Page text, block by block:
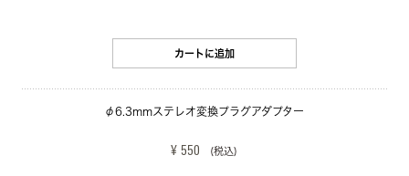
カートに追加
φ6.3mmステレオ変換プラグアダプター
¥ 550 (税込)